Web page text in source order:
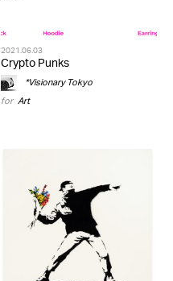
2021.06.03
Crypto Punks
*Visionary Tokyo
for Art